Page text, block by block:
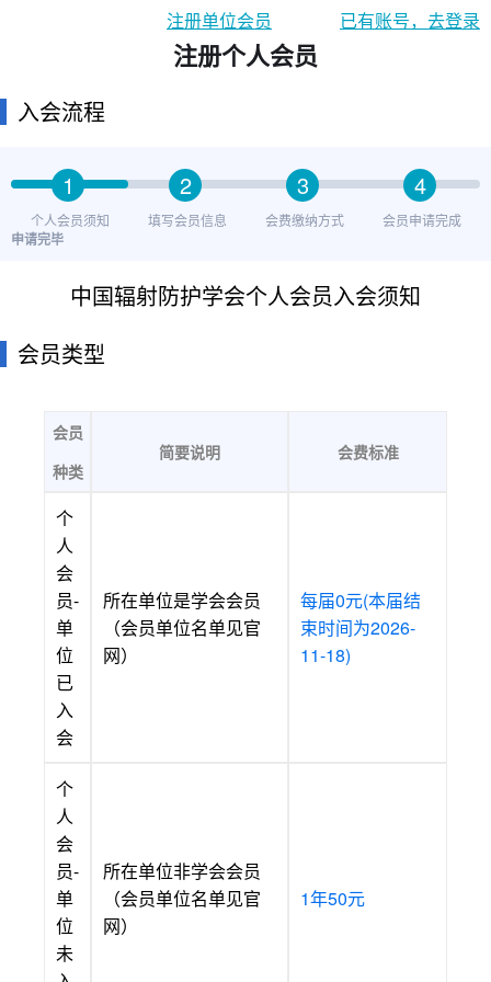
注册个人会员
注册单位会员 已有账号，去登录
入会流程
1
个人会员须知
2
填写会员信息
3
会费缴纳方式
4
会员申请完成
申请完毕
中国辐射防护学会个人会员入会须知
会员类型
会员
种类
简要说明 会费标准
个
人
会
员-
单
位
已
入
会
所在单位是学会会员
（会员单位名单见官
网）
每届0元(本届结
束时间为2026-
11-18)
个
人
会
员-
单
位
未
所在单位非学会会员
（会员单位名单见官
网）
1年50元